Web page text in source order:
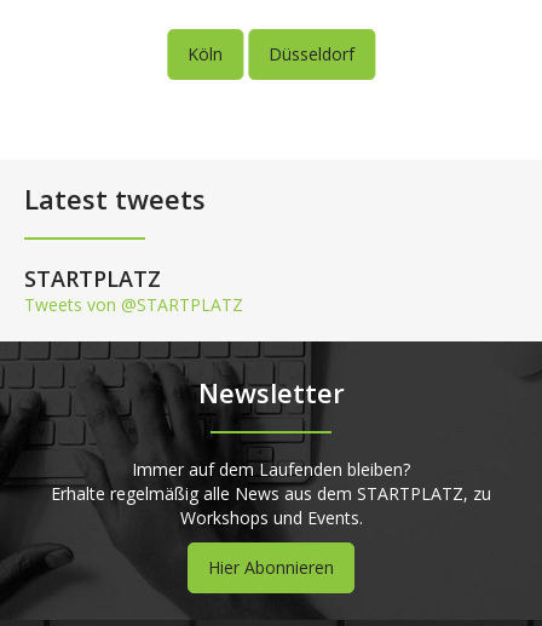
Köln Düsseldorf
Latest tweets
STARTPLATZ
Tweets von @STARTPLATZ
Newsletter
Immer auf dem Laufenden bleiben?
Erhalte regelmäßig alle News aus dem STARTPLATZ, zu
Workshops und Events.
Hier Abonnieren